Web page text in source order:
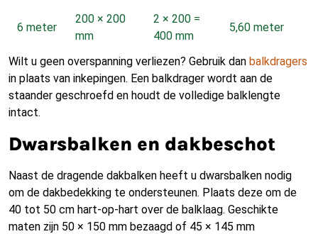
6 meter
200 × 200
mm
2 × 200 =
400 mm
5,60 meter
Wilt u geen overspanning verliezen? Gebruik dan balkdragers
in plaats van inkepingen. Een balkdrager wordt aan de
staander geschroefd en houdt de volledige balklengte
intact.
Dwarsbalken en dakbeschot
Naast de dragende dakbalken heeft u dwarsbalken nodig
om de dakbedekking te ondersteunen. Plaats deze om de
40 tot 50 cm hart-op-hart over de balklaag. Geschikte
maten zijn 50 × 150 mm bezaagd of 45 × 145 mm